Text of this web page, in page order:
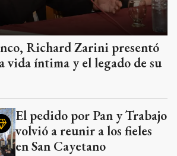
Richard Zarini presentó
vida íntima y el legado de su
El pedido por Pan y Trabajo
volvió a reunir a los fieles
en San Cayetano